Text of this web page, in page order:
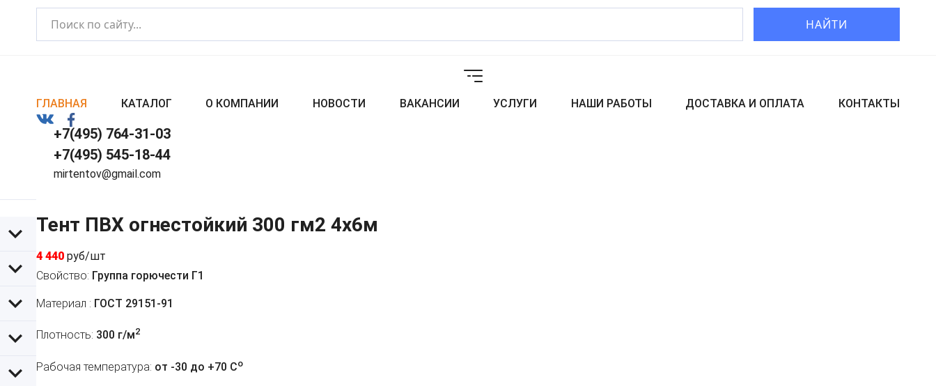
НАЙТИ
ГЛАВНАЯ КАТАЛОГ О КОМПАНИИ НОВОСТИ ВАКАНСИИ УСЛУГИ НАШИ РАБОТЫ ДОСТАВКА И ОПЛАТА КОНТАКТЫ
+7(495) 764-31-03
+7(495) 545-18-44
mirtentov@gmail.com
Тент ПВХ огнестойкий 300 гм2 4x6м
4 440 руб/шт
Свойство: Группа горючести Г1
Материал : ГОСТ 29151-91
Плотность: 300 г/м2
Рабочая температура: от -30 до +70 Co